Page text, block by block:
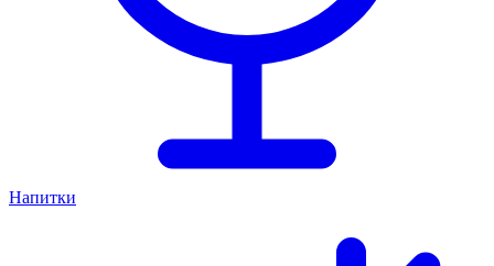
Напитки